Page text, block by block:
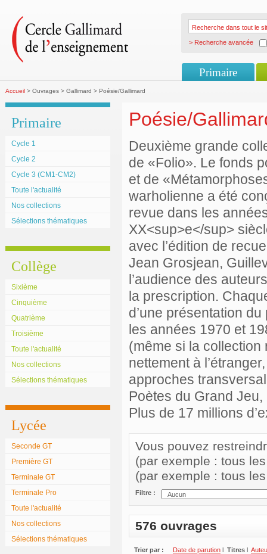
> Recherche avancée
Primaire
Accueil > Ouvrages > Gallimard > Poésie/Gallimard
Primaire
Cycle 1
Cycle 2
Cycle 3 (CM1-CM2)
Toute l'actualité
Nos collections
Sélections thématiques
Collège
Sixième
Cinquième
Quatrième
Troisième
Toute l'actualité
Nos collections
Sélections thématiques
Lycée
Seconde GT
Première GT
Terminale GT
Terminale Pro
Toute l'actualité
Nos collections
Sélections thématiques
Poésie/
Deuxième grande
de «Folio». Le fonds
et de
warholienne a été
revue dans les
XX<sup>e</sup>
avec l’édition de
Jean Grosjean,
l’audience des
la prescription.
d’une présentation
les années 1970 et
(même si la collection
nettement à
approches
Poètes du Grand
Plus de 17 millions
Vous pouvez
(par exemple : tous
(par exemple : tous
Filtre :
576 ouvrages
Trier par : Date de parution l Titres l